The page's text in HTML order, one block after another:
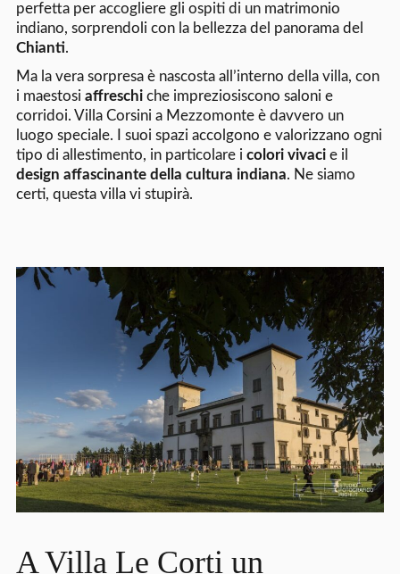
perfetta per accogliere gli ospiti di un matrimonio
indiano, sorprendoli con la bellezza del panorama del
Chianti.
Ma la vera sorpresa è nascosta all’interno della villa, con
i maestosi affreschiche impreziosiscono saloni e
corridoi. Villa Corsini a Mezzomonte è davvero un
luogo speciale. I suoi spazi accolgono e valorizzano ogni
tipo di allestimento, in particolare i colori vivacie il
design affascinante della cultura indiana. Ne siamo
certi, questa villa vi stupirà.
A Villa Le Corti un